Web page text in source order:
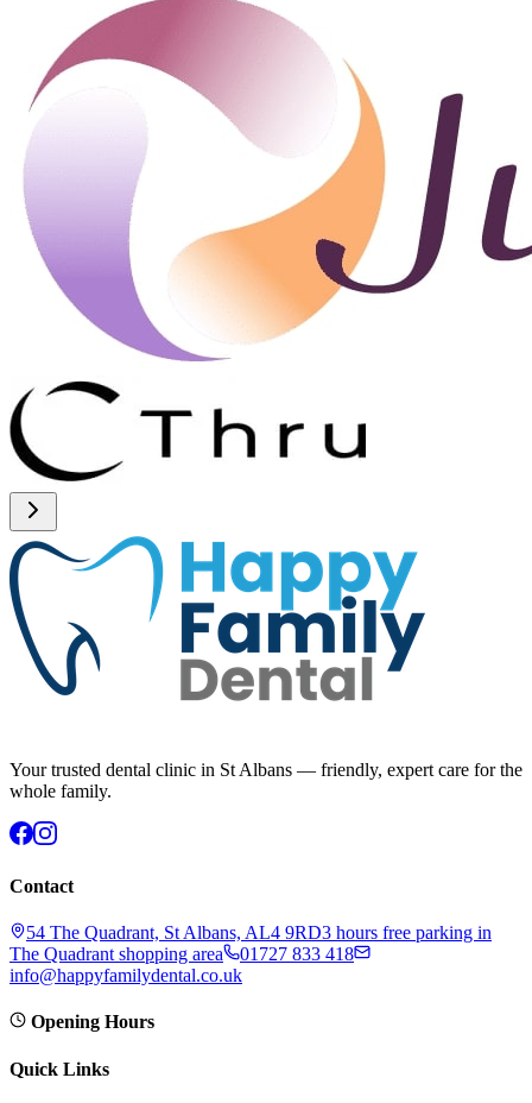
Your trusted dental clinic in St Albans — friendly, expert care for the
whole family.
Contact
54 The Quadrant, St Albans, AL4 9RD3 hours free parking in
The Quadrant shopping area
01727 833 418
info@happyfamilydental.co.uk
Opening Hours
Quick Links